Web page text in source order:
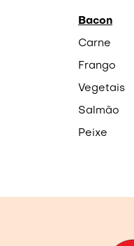
Bacon
Carne
Frango
Vegetais
Salmão
Peixe